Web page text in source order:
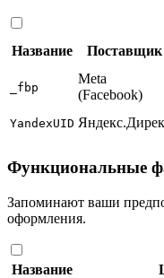
Название Поставщик
_fbp
Meta
(Facebook)
YandexUID
Функциональные
Запоминают ваши
оформления.
Название